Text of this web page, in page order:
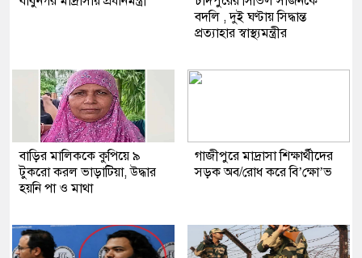
বদলি , দুই ঘণ্টায় সিদ্ধান্ত
প্রত্যাহার স্বাস্থ্যমন্ত্রীর
বাড়ির মালিককে কুপিয়ে ৯
টুকরো করল ভাড়াটিয়া, উদ্ধার
হয়নি পা ও মাথা
গাজীপুরে মাদ্রাসা শিক্ষার্থীদের
সড়ক অব/রোধ করে বি’ক্ষো’ভ